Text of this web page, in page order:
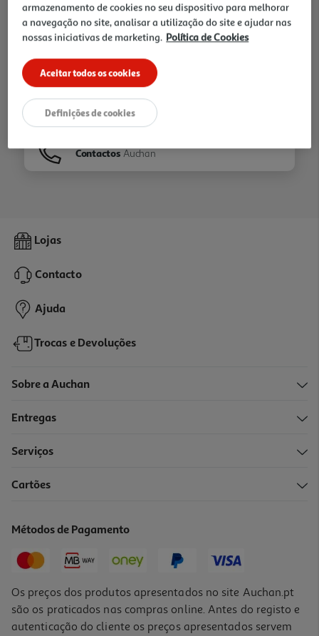
Ir para Homepage
Folhetos
Contactos Auchan
Lojas
Contacto
Ajuda
Trocas e Devoluções
Sobre a Auchan
Entregas
Serviços
Cartões
Métodos de Pagamento
Os preços dos produtos apresentados no site Auchan.pt
são os praticados nas compras online. Antes do registo e
autenticação do cliente os preços apresentados servem
armazenamento de cookies no seu dispositivo para melhorar
a navegação no site, analisar a utilização do site e ajudar nas
nossas iniciativas de marketing. Política de Cookies
Aceitar todos os cookies
Definições de cookies